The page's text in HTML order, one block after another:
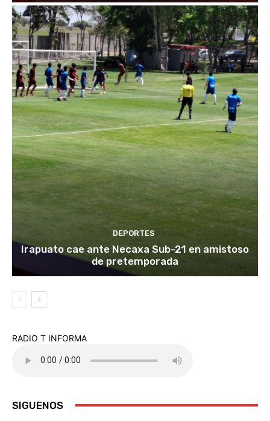
DEPORTES
Irapuato cae ante Necaxa Sub-21 en amistoso
de pretemporada
RADIO T INFORMA
SIGUENOS